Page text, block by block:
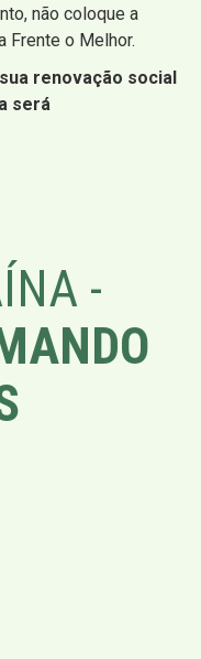
não coloque a
Frente o Melhor.
renovação social
será
-